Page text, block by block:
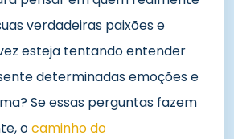
verdadeiras paixões e
esteja tentando entender
determinadas emoções e
Se essas perguntas fazem
ocaminho do